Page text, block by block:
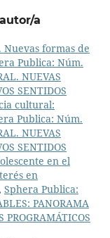
a
formas de
Publica: Núm.
NUEVAS
SENTIDOS
cultural:
Publica: Núm.
NUEVAS
SENTIDOS
en el
en
Sphera Publica:
PANORAMA